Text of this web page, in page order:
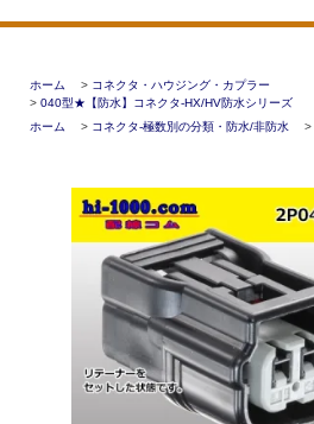
ホーム > コネクタ・ハウジング・カプラー
> 040型★【防水】コネクタ-HX/HV防水シリーズ
ホーム
> コネクタ-極数別の分類・防水/非防水 >